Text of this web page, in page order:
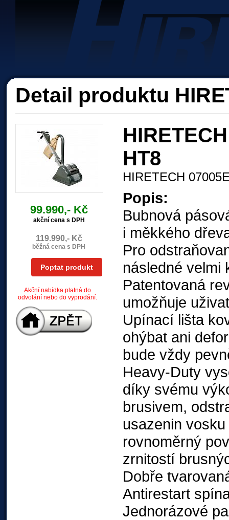
Detail produktu
99.990,- Kč
akční cena s DPH
119.990,- Kč
běžná cena s DPH
Poptat produkt
Akční nabídka platná do
odvolání nebo do vyprodání.
HT8
HIRETECH
Popis:
Bubnová
i měkkého
Pro
následné velmi
Patentovaná
umožňuje
Upínací lišta
ohýbat ani
bude vždy
Heavy-Duty
díky svému
brusivem,
usazenin
rovnoměrný
zrnitostí
Dobře
Antirestart
Jednorázové